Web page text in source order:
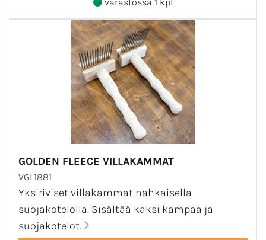
GOLDEN FLEECE VILLAKAMMAT
VGL1881
Yksiriviset villakammat nahkaisella
suojakotelolla. Sisältää kaksi kampaa ja
suojakotelot.